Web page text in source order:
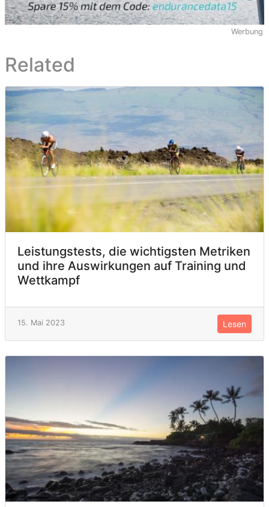
Werbung
Related
Leistungstests, die wichtigsten Metriken
und ihre Auswirkungen auf Training und
Wettkampf
15. Mai 2023 Lesen